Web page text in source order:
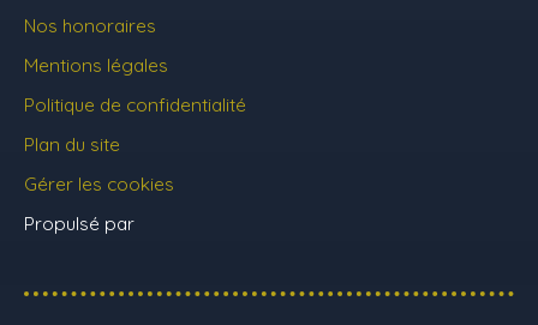
Nos honoraires
Mentions légales
Politique de confidentialité
Plan du site
Gérer les cookies
Propulsé par